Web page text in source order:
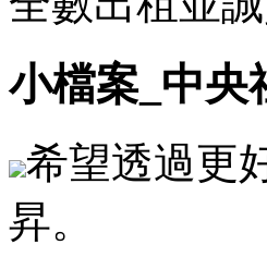
小檔案_中央
希望透過更
昇。